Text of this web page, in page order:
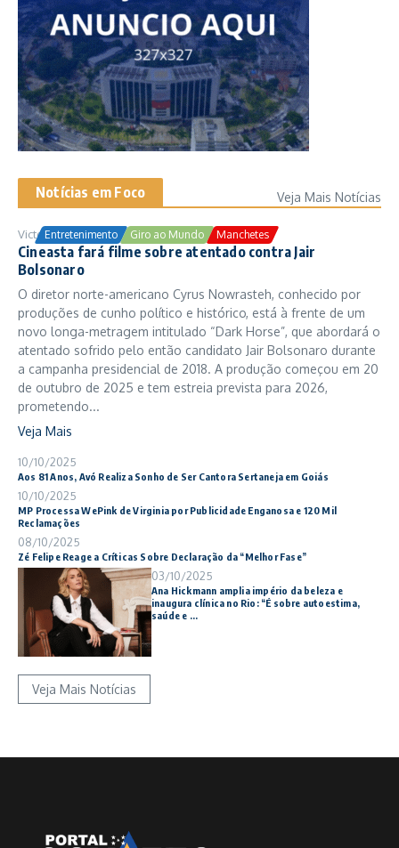
Notícias em Foco Veja Mais Notícias
Entretenimento Giro ao Mundo Manchetes
Victor Samuel 24/10/2025
Cineasta fará filme sobre atentado contra Jair
Bolsonaro
O diretor norte-americano Cyrus Nowrasteh, conhecido por
produções de cunho político e histórico, está à frente de um
novo longa-metragem intitulado “Dark Horse”, que abordará o
atentado sofrido pelo então candidato Jair Bolsonaro durante
a campanha presidencial de 2018. A produção começou em 20
de outubro de 2025 e tem estreia prevista para 2026,
prometendo...
Veja Mais
10/10/2025
Aos 81 Anos, Avó Realiza Sonho de Ser Cantora Sertaneja em Goiás
10/10/2025
MP Processa WePink de Virginia por Publicidade Enganosa e 120 Mil
Reclamações
08/10/2025
Zé Felipe Reage a Críticas Sobre Declaração da “Melhor Fase”
03/10/2025
Ana Hickmann amplia império da beleza e
inaugura clínica no Rio: “É sobre autoestima,
saúde e ...
Veja Mais Notícias